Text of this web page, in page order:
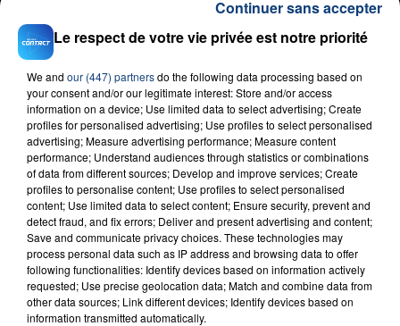
TWENTY ONE PILOTS
FIL D'ACTU
Le respect de votre vie privée est notre priorité
We and our (447) partnersdo the following data processing based on
your consent and/or our legitimate interest: Store and/or access
information on a device; Use limited data to select advertising; Create
profiles for personalised advertising; Use profiles to select personalised
advertising; Measure advertising performance; Measure content
performance; Understand audiences through statistics or combinations
of data from different sources; Develop and improve services; Create
profiles to personalise content; Use profiles to select personalised
content; Use limited data to select content; Ensure security, prevent and
detect fraud, and fix errors; Deliver and present advertising and content;
Save and communicate privacy choices. These technologies may
process personal data such as IP address and browsing data to offer
following functionalities: Identify devices based on information actively
requested; Use precise geolocation data; Match and combine data from
other data sources; Link different devices; Identify devices based on
information transmitted automatically.
Continuer sans accepter